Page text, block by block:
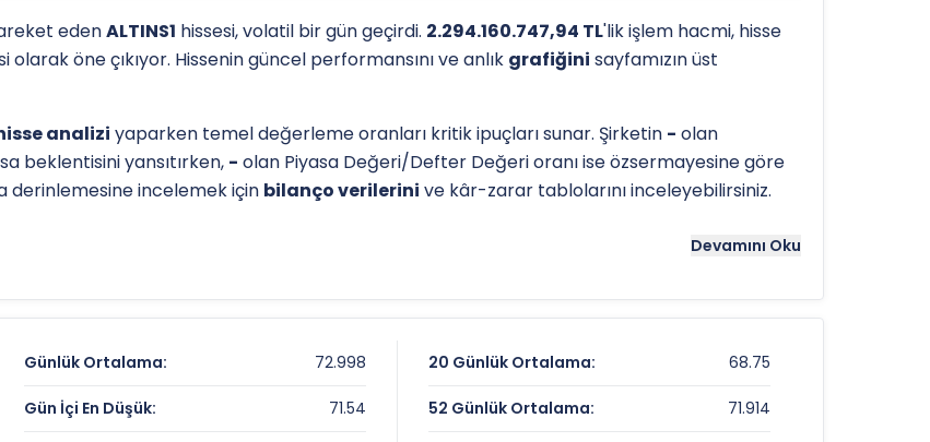
edenALTINS1 hissesi, volatil bir gün geçirdi. 2.294.160.747,94 TL'lik işlem hacmi, hisse
öne çıkıyor. Hissenin güncel performansını ve anlık grafiğini sayfamızın üst
hisse analizi yaparken temel değerleme oranları kritik ipuçları sunar. Şirketin - olan
beklentisini yansıtırken, - olan Piyasa Değeri/Defter Değeri oranı ise özsermayesine göre
derinlemesine incelemek için bilanço verilerini ve kâr-zarar tablolarını inceleyebilirsiniz.
göstergeleri önemli bir araçtır. Hissenin
sayfamızdanulaşabilirsiniz.
Karnesi
72,80 TL
2,45%
Devamını Oku
Günlük Ortalama: 72.998
Gün İçi En Düşük: 71.54
20 Günlük Ortalama: 68.75
52 Günlük Ortalama: 71.914